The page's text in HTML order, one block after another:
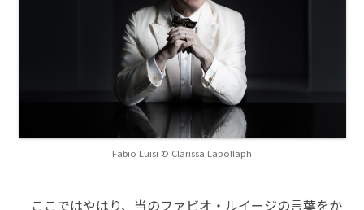
Fabio Luisi © Clarissa Lapollaph
ここではやはり、当のファビオ・ルイージの言葉をか